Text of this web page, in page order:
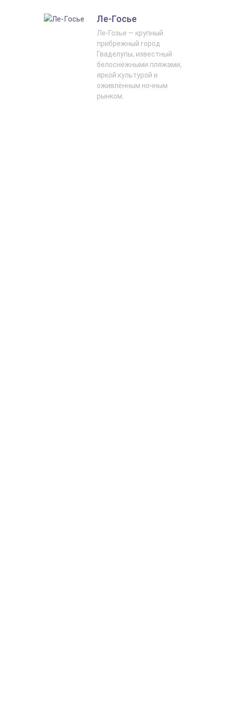
Ле-Госье
Ле-Гозье — крупный
прибрежный город
Гваделупы, известный
белоснежными пляжами,
яркой культурой и
оживлённым ночным
рынком.